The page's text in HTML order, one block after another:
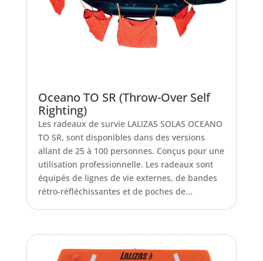
Oceano TO SR (Throw-Over Self
Righting)
Les radeaux de survie LALIZAS SOLAS OCEANO
TO SR, sont disponibles dans des versions
allant de 25 à 100 personnes. Conçus pour une
utilisation professionnelle. Les radeaux sont
équipés de lignes de vie externes, de bandes
rétro-réfléchissantes et de poches de...